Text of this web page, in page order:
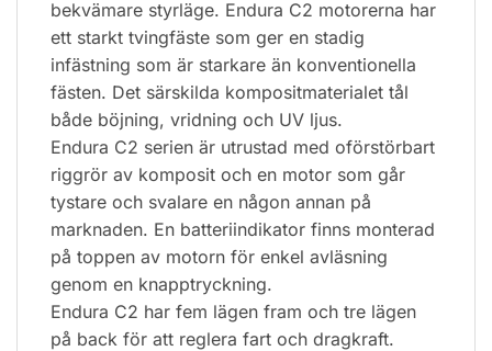
bekvämare styrläge. Endura C2 motorerna har
ett starkt tvingfäste som ger en stadig
infästning som är starkare än konventionella
fästen. Det särskilda kompositmaterialet tål
både böjning, vridning och UV ljus.
Endura C2 serien är utrustad med oförstörbart
riggrör av komposit och en motor som går
tystare och svalare en någon annan på
marknaden. En batteriindikator finns monterad
på toppen av motorn för enkel avläsning
genom en knapptryckning.
Endura C2 har fem lägen fram och tre lägen
på back för att reglera fart och dragkraft.